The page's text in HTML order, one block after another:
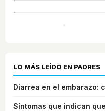
LO MÁS LEÍDO EN PADRES
Diarrea en el embarazo:
Síntomas que indican